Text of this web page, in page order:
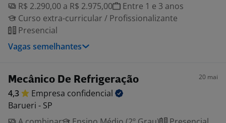
R$ 2.290,00 a R$ 2.975,00
Entre 1 e 3 anos
Curso extra-curricular / Profissionalizante
Presencial
Vagas semelhantes
Mecânico De Refrigeração 20 mai
4,3 Empresa confidencial
Barueri - SP